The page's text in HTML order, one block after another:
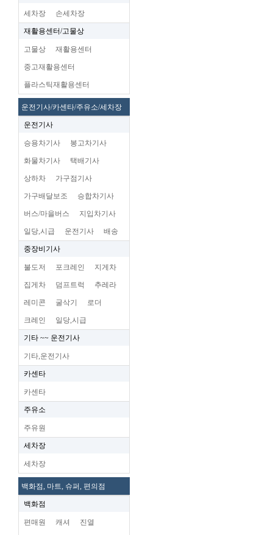
세차장 손세차장
재활용센터/고물상
고물상 재활용센터
중고재활용센터
플라스틱재활용센터
운전기사/카센타/주유소/세차장
운전기사
승용차기사 봉고차기사
화물차기사 택배기사
상하차 가구점기사
가구배달보조 승합차기사
버스/마을버스 지입차기사
일당,시급 운전기사 배송
중장비기사
불도저 포크레인 지게차
집게차 덤프트럭 추레라
레미콘 굴삭기 로더
크레인 일당,시급
기타 ~~ 운전기사
기타,운전기사
카센타
카센타
주유소
주유원
세차장
세차장
백화점, 마트, 슈퍼, 편의점
백화점
편매원 캐셔 진열